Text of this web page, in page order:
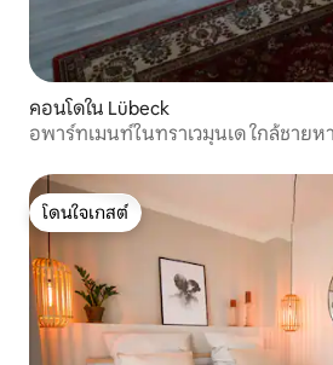
คอนโดใน Lübeck
อพาร์ทเมนท์ในทราเวมุนเด ใกล้ชายห
โดนใจเกสต์
โดนใจเกสต์